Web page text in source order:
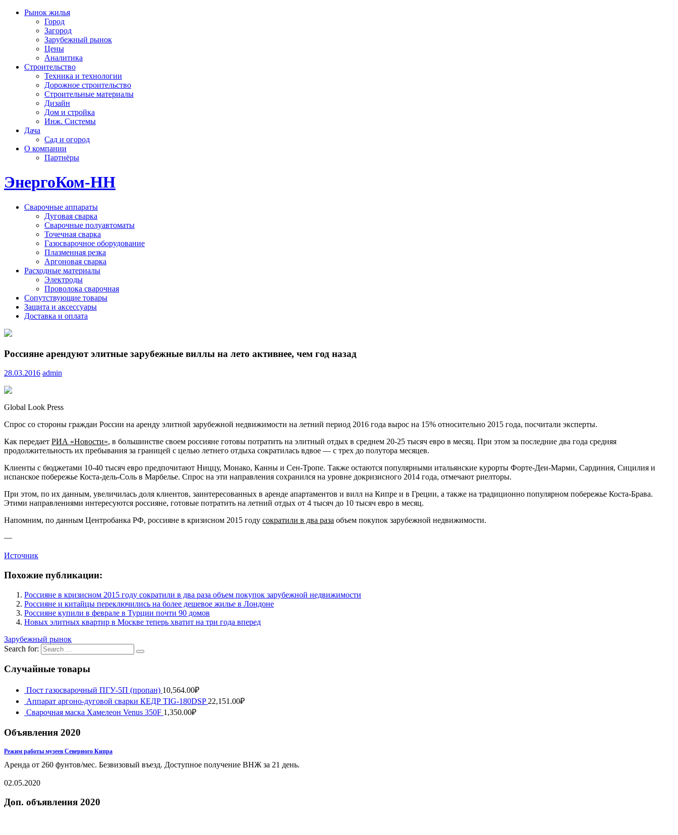
Рынок жилья
Город
Загород
Зарубежный рынок
Цены
Аналитика
Строительство
Техника и технологии
Дорожное строительство
Строительные материалы
Дизайн
Дом и стройка
Инж. Системы
Дача
Сад и огород
О компании
Партнёры
ЭнергоКом-НН
Сварочные аппараты
Дуговая сварка
Сварочные полуавтоматы
Точечная сварка
Газосварочное оборудование
Плазменная резка
Аргоновая сварка
Расходные материалы
Электроды
Проволока сварочная
Сопутствующие товары
Защита и аксессуары
Доставка и оплата
Россияне арендуют элитные зарубежные виллы на лето активнее, чем год назад
28.03.2016 admin
Global Look Press
Спрос со стороны граждан России на аренду элитной зарубежной недвижимости на летний период 2016 года вырос на 15% относительно 2015 года, посчитали эксперты.
Как передает РИА «Новости», в большинстве своем россияне готовы потратить на элитный отдых в среднем 20-25 тысяч евро в месяц. При этом за последние два года средняя
продолжительность их пребывания за границей с целью летнего отдыха сократилась вдвое — с трех до полутора месяцев.
Клиенты с бюджетами 10-40 тысяч евро предпочитают Ниццу, Монако, Канны и Сен-Тропе. Также остаются популярными итальянские курорты Форте-Деи-Марми, Сардиния, Сицилия и
испанское побережье Коста-дель-Соль в Марбелье. Спрос на эти направления сохранился на уровне докризисного 2014 года, отмечают риелторы.
При этом, по их данным, увеличилась доля клиентов, заинтересованных в аренде апартаментов и вилл на Кипре и в Греции, а также на традиционно популярном побережье Коста-Брава.
Этими направлениями интересуются россияне, готовые потратить на летний отдых от 4 тысяч до 10 тысяч евро в месяц.
Напомним, по данным Центробанка РФ, россияне в кризисном 2015 году сократили в два раза объем покупок зарубежной недвижимости.
—
Источник
Похожие публикации:
Россияне в кризисном 2015 году сократили в два раза объем покупок зарубежной недвижимости
Россияне и китайцы переключились на более дешевое жилье в Лондоне
Россияне купили в феврале в Турции почти 90 домов
Новых элитных квартир в Москве теперь хватит на три года вперед
Зарубежный рынок
Search for:
Случайные товары
Пост газосварочный ПГУ-5П (пропан) 10,564.00₽
Аппарат аргоно-дуговой сварки КЕДР TIG-180DSP 22,151.00₽
Сварочная маска Хамелеон Venus 350F 1,350.00₽
Объявления 2020
Режим работы музеев Северного Кипра
Аренда от 260 фунтов/мес. Безвизовый въезд. Доступное получение ВНЖ за 21 день.
02.05.2020
Доп. объявления 2020